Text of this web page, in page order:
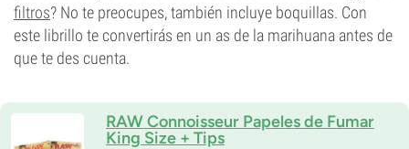
filtros? No te preocupes, también incluye boquillas. Con
este librillo te convertirás en un as de la marihuana antes de
que te des cuenta.
RAW Connoisseur Papeles de Fumar
King Size + Tips